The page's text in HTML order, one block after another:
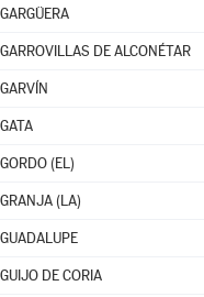
GARGÜERA
GARROVILLAS DE ALCONÉTAR
GARVÍN
GATA
GORDO (EL)
GRANJA (LA)
GUADALUPE
GUIJO DE CORIA